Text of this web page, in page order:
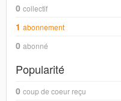
0 collectif
1 abonnement
0 abonné
Popularité
0 coup de coeur reçu